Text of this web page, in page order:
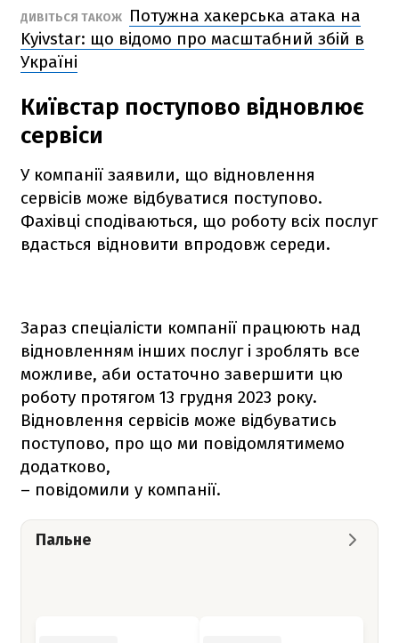
ДИВІТЬСЯ ТАКОЖ
Потужна хакерська атака на
Kyivstar: що відомо про масштабний збій в
Україні
Київстар поступово відновлює
сервіси
У компанії заявили, що відновлення
сервісів може відбуватися поступово.
Фахівці сподіваються, що роботу всіх послуг
вдасться відновити впродовж середи.
Зараз спеціалісти компанії працюють над
відновленням інших послуг і зроблять все
можливе, аби остаточно завершити цю
роботу протягом 13 грудня 2023 року.
Відновлення сервісів може відбуватись
поступово, про що ми повідомлятимемо
додатково,
– повідомили у компанії.
Пальне